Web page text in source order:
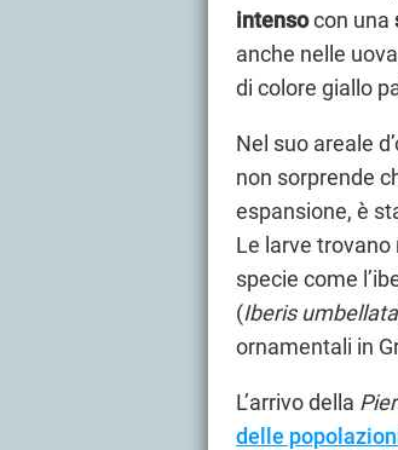
intensocon una
anche nelle
di colore giallo
Nel suo areale
non sorprende
espansione, è
Le larve
specie come
(Iberis umbellata
ornamentali in
L’arrivo della
delle